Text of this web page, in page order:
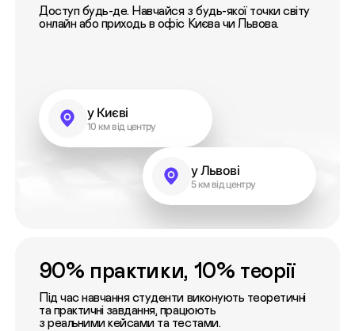
Доступ будь-де. Навчайся з будь-якої точки світу
онлайн або приходь в офіс Києва чи Львова.
у Києві
10 км від центру
у Львові
5 км від центру
90% практики, 10% теорії
Під час навчання студенти виконують теоретичні
та практичні завдання, працюють
з реальними кейсами та тестами.